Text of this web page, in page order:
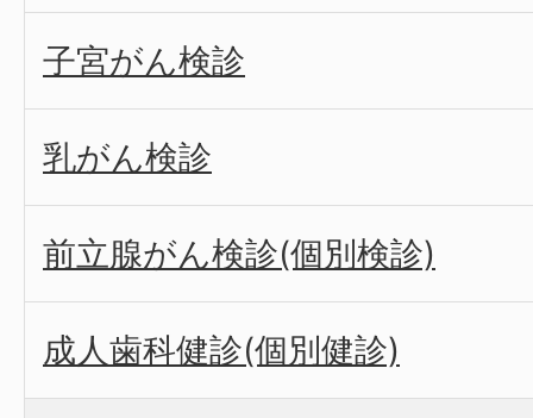
子宮がん検診
乳がん検診
前立腺がん検診(個別検診)
成人歯科健診(個別健診)